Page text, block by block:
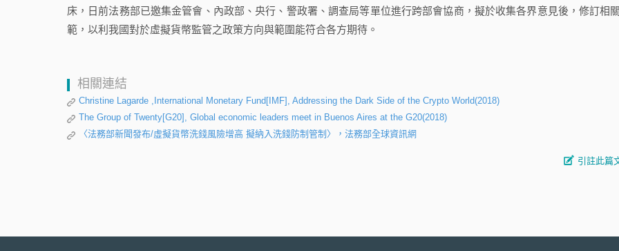
床，日前法務部已邀集金管會、內政部、央行、警政署、調查局等單位進行跨部會協商，擬於收集各界意見後，修訂相
範，以利我國對於虛擬貨幣監管之政策方向與範圍能符合各方期待。
相關連結
Christine Lagarde ,International Monetary Fund[IMF], Addressing the Dark Side of the Crypto World(2018)
The Group of Twenty[G20], Global economic leaders meet in Buenos Aires at the G20(2018)
〈法務部新聞發布/虛擬貨幣洗錢風險增高 擬納入洗錢防制管制〉，法務部全球資訊網
引註此篇